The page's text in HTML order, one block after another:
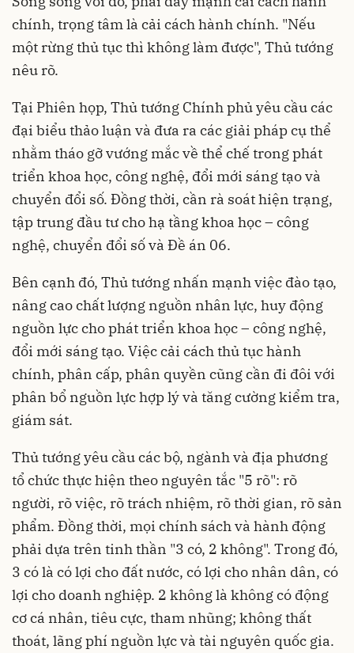
chính, trọng tâm là cải cách hành chính. "Nếu
một rừng thủ tục thì không làm được", Thủ tướng
nêu rõ.
Tại Phiên họp, Thủ tướng Chính phủ yêu cầu các
đại biểu thảo luận và đưa ra các giải pháp cụ thể
nhằm tháo gỡ vướng mắc về thể chế trong phát
triển khoa học, công nghệ, đổi mới sáng tạo và
chuyển đổi số. Đồng thời, cần rà soát hiện trạng,
tập trung đầu tư cho hạ tầng khoa học – công
nghệ, chuyển đổi số và Đề án 06.
Bên cạnh đó, Thủ tướng nhấn mạnh việc đào tạo,
nâng cao chất lượng nguồn nhân lực, huy động
nguồn lực cho phát triển khoa học – công nghệ,
đổi mới sáng tạo. Việc cải cách thủ tục hành
chính, phân cấp, phân quyền cũng cần đi đôi với
phân bổ nguồn lực hợp lý và tăng cường kiểm tra,
giám sát.
Thủ tướng yêu cầu các bộ, ngành và địa phương
tổ chức thực hiện theo nguyên tắc "5 rõ": rõ
người, rõ việc, rõ trách nhiệm, rõ thời gian, rõ sản
phẩm. Đồng thời, mọi chính sách và hành động
phải dựa trên tinh thần "3 có, 2 không". Trong đó,
3 có là có lợi cho đất nước, có lợi cho nhân dân, có
lợi cho doanh nghiệp. 2 không là không có động
cơ cá nhân, tiêu cực, tham nhũng; không thất
thoát, lãng phí nguồn lực và tài nguyên quốc gia.